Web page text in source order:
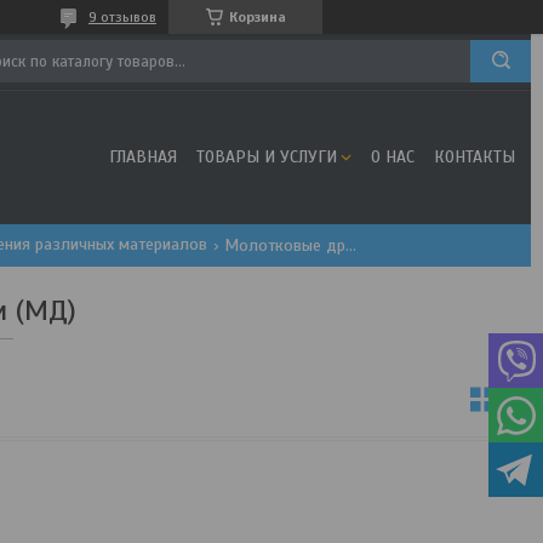
Корзина
9 отзывов
ГЛАВНАЯ ТОВАРЫ И УСЛУГИ О НАС КОНТАКТЫ
различных материалов Молотковые дробилки (мд)
(МД)